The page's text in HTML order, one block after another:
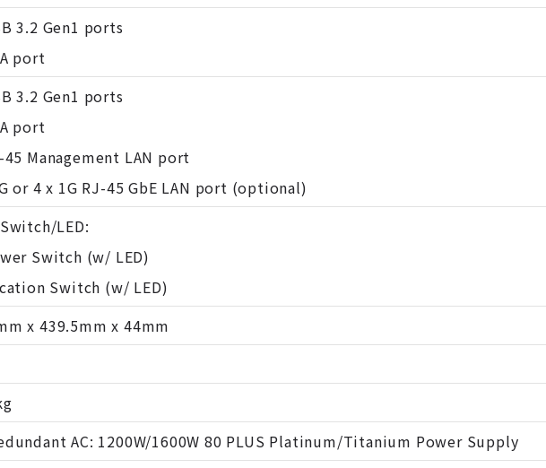
3.2 Gen1 ports
port
3.2 Gen1 ports
port
45 Management LAN port
or 4 x 1G RJ-45 GbE LAN port (optional)
LED:
Switch (w/ LED)
Switch (w/ LED)
x 439.5mm x 44mm
AC: 1200W/1600W 80 PLUS Platinum/Titanium Power Supply